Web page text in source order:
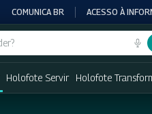
COMUNICA BR ACESSO À
Holofote Servir Holofote